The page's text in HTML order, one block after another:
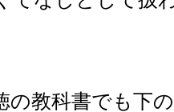
の教科書でも下